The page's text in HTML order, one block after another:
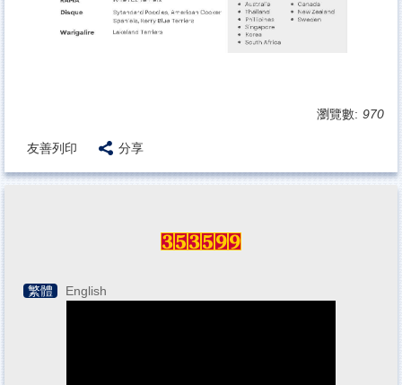
瀏覽數: 970
友善列印 分享
繁體 English